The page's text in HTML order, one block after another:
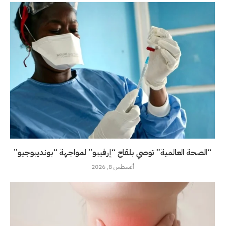
“الصحة العالمية” توصي بلقاح “إرفيبو” لمواجهة “بونديبوجيو”
أغسطس 8, 2026